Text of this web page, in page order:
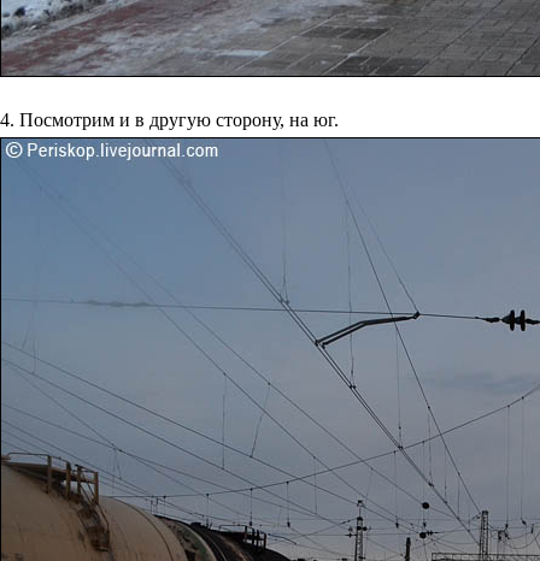
4. Посмотрим и в другую сторону, на юг.